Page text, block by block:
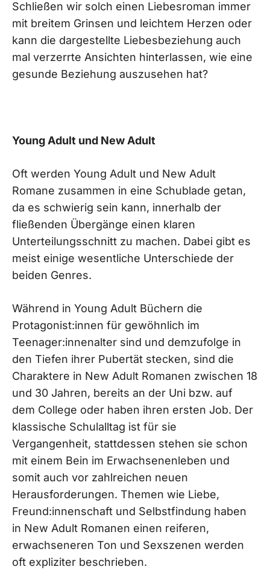
Schließen wir solch einen Liebesroman immer
mit breitem Grinsen und leichtem Herzen oder
kann die dargestellte Liebesbeziehung auch
mal verzerrte Ansichten hinterlassen, wie eine
gesunde Beziehung auszusehen hat?
Young Adult und New Adult
Oft werden Young Adult und New Adult
Romane zusammen in eine Schublade getan,
da es schwierig sein kann, innerhalb der
fließenden Übergänge einen klaren
Unterteilungsschnitt zu machen. Dabei gibt es
meist einige wesentliche Unterschiede der
beiden Genres.
Während in Young Adult Büchern die
Protagonist:innen für gewöhnlich im
Teenager:innenalter sind und demzufolge in
den Tiefen ihrer Pubertät stecken, sind die
Charaktere in New Adult Romanen zwischen 18
und 30 Jahren, bereits an der Uni bzw. auf
dem College oder haben ihren ersten Job. Der
klassische Schulalltag ist für sie
Vergangenheit, stattdessen stehen sie schon
mit einem Bein im Erwachsenenleben und
somit auch vor zahlreichen neuen
Herausforderungen. Themen wie Liebe,
Freund:innenschaft und Selbstfindung haben
in New Adult Romanen einen reiferen,
erwachseneren Ton und Sexszenen werden
oft expliziter beschrieben.